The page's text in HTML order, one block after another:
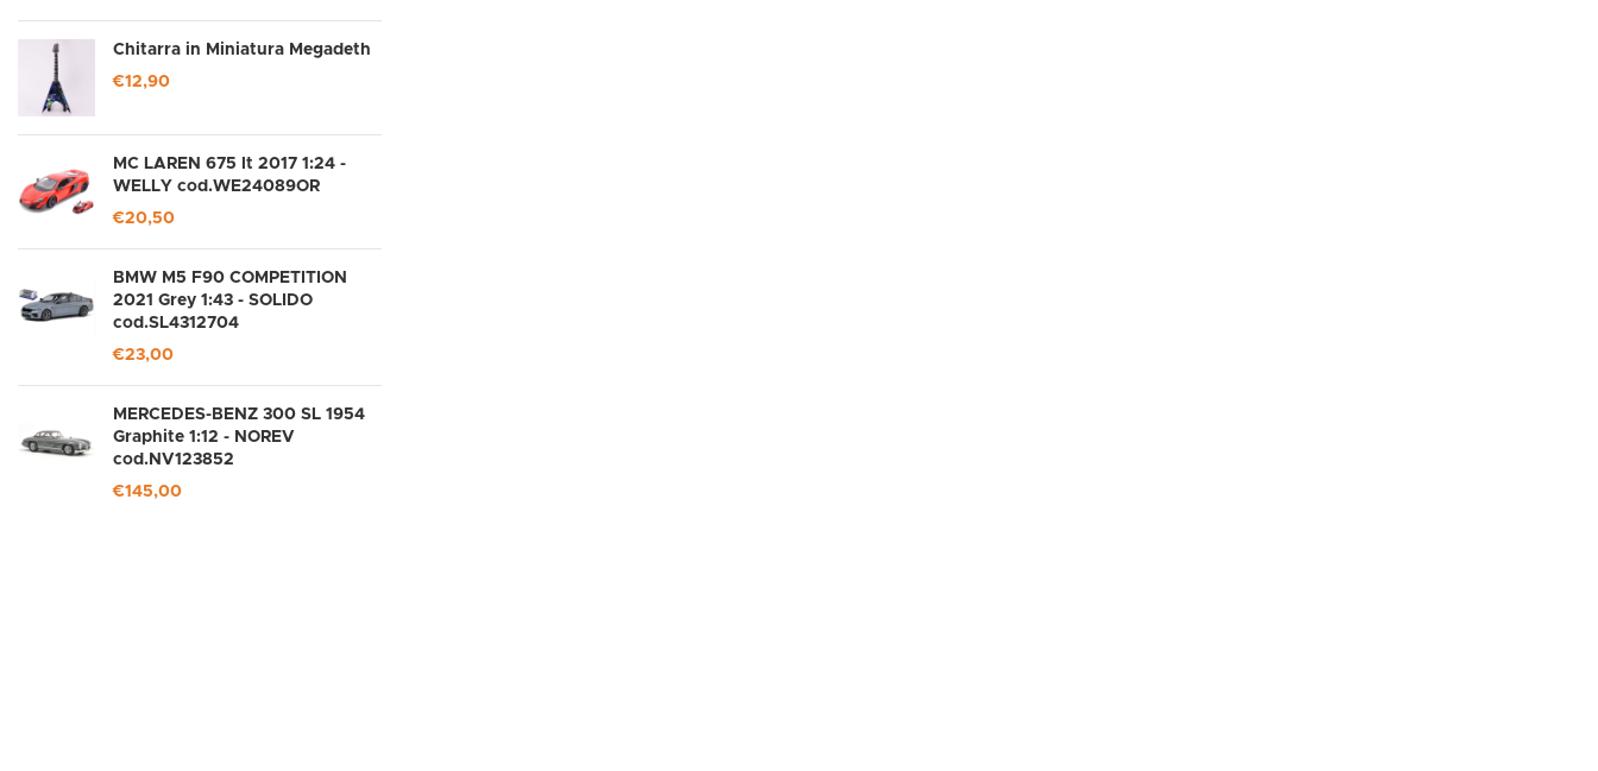
Chitarra in Miniatura Megadeth
€12,90
MC LAREN 675 lt 2017 1:24 -
WELLY cod.WE24089OR
€20,50
BMW M5 F90 COMPETITION
2021 Grey 1:43 - SOLIDO
cod.SL4312704
€23,00
MERCEDES-BENZ 300 SL 1954
Graphite 1:12 - NOREV
cod.NV123852
€145,00